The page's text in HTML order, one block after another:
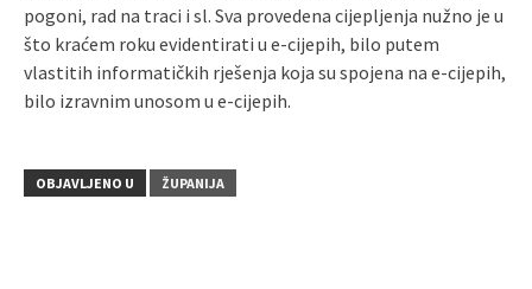
pogoni, rad na traci i sl. Sva provedena cijepljenja nužno je u
što kraćem roku evidentirati u e-cijepih, bilo putem
vlastitih informatičkih rješenja koja su spojena na e-cijepih,
bilo izravnim unosom u e-cijepih.
OBJAVLJENO U ŽUPANIJA